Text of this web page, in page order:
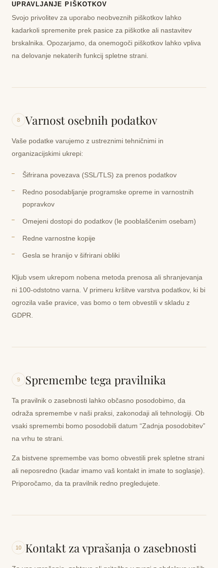
UPRAVLJANJE PIŠKOTKOV
Svojo privolitev za uporabo neobveznih piškotkov lahko
kadarkoli spremenite prek pasice za piškotke ali nastavitev
brskalnika. Opozarjamo, da onemogoči piškotkov lahko vpliva
na delovanje nekaterih funkcij spletne strani.
8 Varnost osebnih podatkov
Vaše podatke varujemo z ustreznimi tehničnimi in
organizacijskimi ukrepi:
Šifrirana povezava (SSL/TLS) za prenos podatkov
Redno posodabljanje programske opreme in varnostnih
popravkov
Omejeni dostopi do podatkov (le pooblaščenim osebam)
Redne varnostne kopije
Gesla se hranijo v šifrirani obliki
Kljub vsem ukrepom nobena metoda prenosa ali shranjevanja
ni 100-odstotno varna. V primeru kršitve varstva podatkov, ki bi
ogrozila vaše pravice, vas bomo o tem obvestili v skladu z
GDPR.
9 Spremembe tega pravilnika
Ta pravilnik o zasebnosti lahko občasno posodobimo, da
odraža spremembe v naši praksi, zakonodaji ali tehnologiji. Ob
vsaki spremembi bomo posodobili datum “Zadnja posodobitev”
na vrhu te strani.
Za bistvene spremembe vas bomo obvestili prek spletne strani
ali neposredno (kadar imamo vaš kontakt in imate to soglasje).
Priporočamo, da ta pravilnik redno pregledujete.
10 Kontakt za vprašanja o zasebnosti